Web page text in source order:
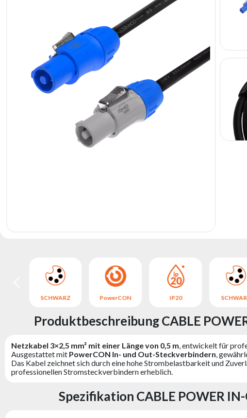
Ausstellungsbeleuchtung
SCHWARZ PowerCON IP20
Produktbeschreibung CABLE
Netzkabel 3×2,5 mm² mit einer Länge von 0,5 m, entwickelt für
Ausgestattet mit PowerCON In- und Out-Steckverbindern,
Das Kabel zeichnet sich durch eine hohe Strombelastbarkeit und
professionellen Stromsteckverbindern erheblich.
Spezifikation CABLE POWER